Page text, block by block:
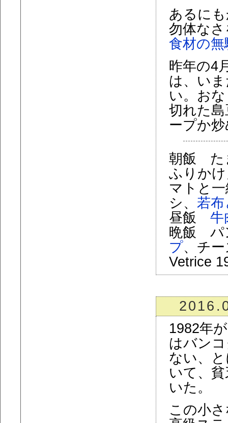
あるに
勿体な
食材の
昨年の4
は、い
い。お
切れた
ープか
朝飯 た
ふりか
マトと
シ、 若布
昼飯 牛
晩飯 パ
プ、チ
Vetrice
1982年
はバン
ない、
いて、
いた。
この小